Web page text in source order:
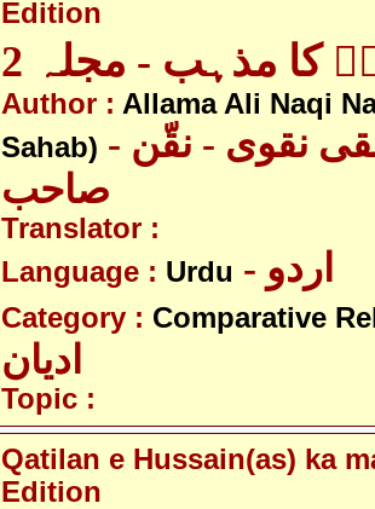
Edition
کا مذہب - مجلہ 2
Author : Allama Ali Naqi
Sahab) - علامہ علی نقی نقوی - نقّن
صاحب
Translator :
Language : Urdu - اردو
Category : Comparative
ادیان
Topic :
Qatilan e Hussain(as) ka
Edition